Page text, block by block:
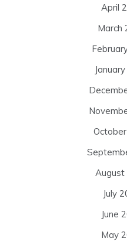
April
March
August
July
June
May